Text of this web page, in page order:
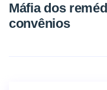
Máfia dos
convênios